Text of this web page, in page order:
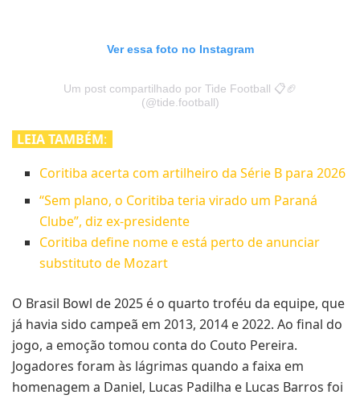
Ver essa foto no Instagram
Um post compartilhado por Tide Football 📋🏈
(@tide.football)
LEIA TAMBÉM:
Coritiba acerta com artilheiro da Série B para 2026
“Sem plano, o Coritiba teria virado um Paraná
Clube”, diz ex-presidente
Coritiba define nome e está perto de anunciar
substituto de Mozart
O Brasil Bowl de 2025 é o quarto troféu da equipe, que
já havia sido campeã em 2013, 2014 e 2022. Ao final do
jogo, a emoção tomou conta do Couto Pereira.
Jogadores foram às lágrimas quando a faixa em
homenagem a Daniel, Lucas Padilha e Lucas Barros foi